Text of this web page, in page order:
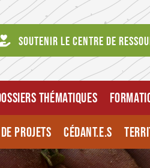
Soutenir le centre de
THÉMATIQUES
PROJETS CÉDANT.E.S